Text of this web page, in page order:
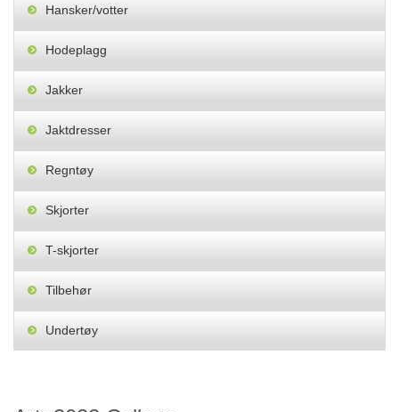
Hansker/votter
Hodeplagg
Jakker
Jaktdresser
Regntøy
Skjorter
T-skjorter
Tilbehør
Undertøy